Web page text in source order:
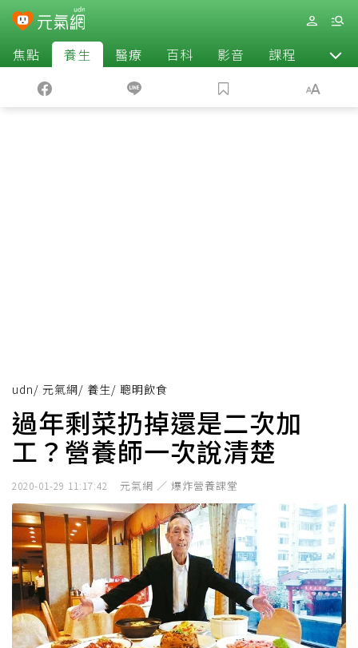
焦點 養生 醫療 百科 影音 課程 退休
udn/ 元氣網/ 養生/ 聰明飲食
過年剩菜扔掉還是二次加
工？營養師一次說清楚
2020-01-29 11:17:42 元氣網 ／ 爆炸營養課堂